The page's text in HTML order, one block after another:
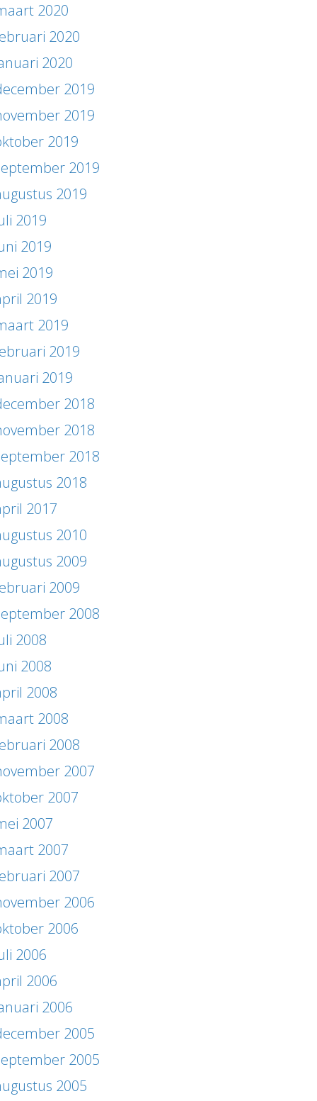
2020
2020
2020
2019
2019
2019
2019
2019
2019
2019
2019
2019
2019
2019
2019
2018
2018
2018
2018
2017
2010
2009
2009
2008
2008
2008
2008
2008
2008
2007
2007
2007
2007
2007
2006
2006
2006
2006
2006
2005
2005
2005